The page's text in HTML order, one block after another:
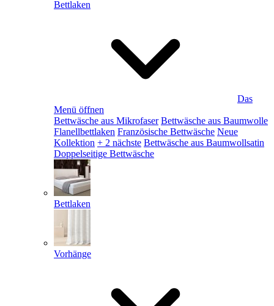
Bettlaken
Das
Menü öffnen
Bettwäsche aus Mikrofaser Bettwäsche aus Baumwolle
Flanellbettlaken Französische Bettwäsche Neue
Kollektion + 2 nächste Bettwäsche aus Baumwollsatin
Doppelseitige Bettwäsche
Bettlaken
Vorhänge